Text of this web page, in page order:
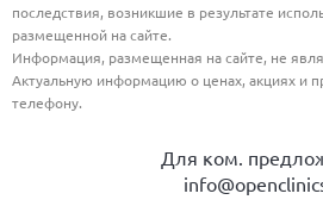
последствия, возникшие в результате
размещенной на сайте.
Информация, размещенная на сайте, не
Актуальную информацию о ценах, акциях и
телефону.
Для ком.